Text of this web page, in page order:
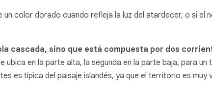
color dorado cuando refleja la luz del atardecer, o si el
cascada, sino que está compuesta por dos
en la parte alta, la segunda en la parte baja, para
es típica del paisaje islandés, ya que el territorio es muy